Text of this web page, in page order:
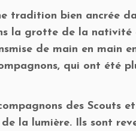
tradition bien ancrée
la grotte de la nativité
de main en main
qui ont été
des Scouts
de la lumière. Ils sont